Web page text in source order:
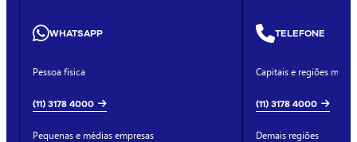
WHATSAPP
Pessoa física
(11) 3178 4000
Pequenas e médias empresas
TELEFONE
Capitais e regiões
(11) 3178 4000
Demais regiões